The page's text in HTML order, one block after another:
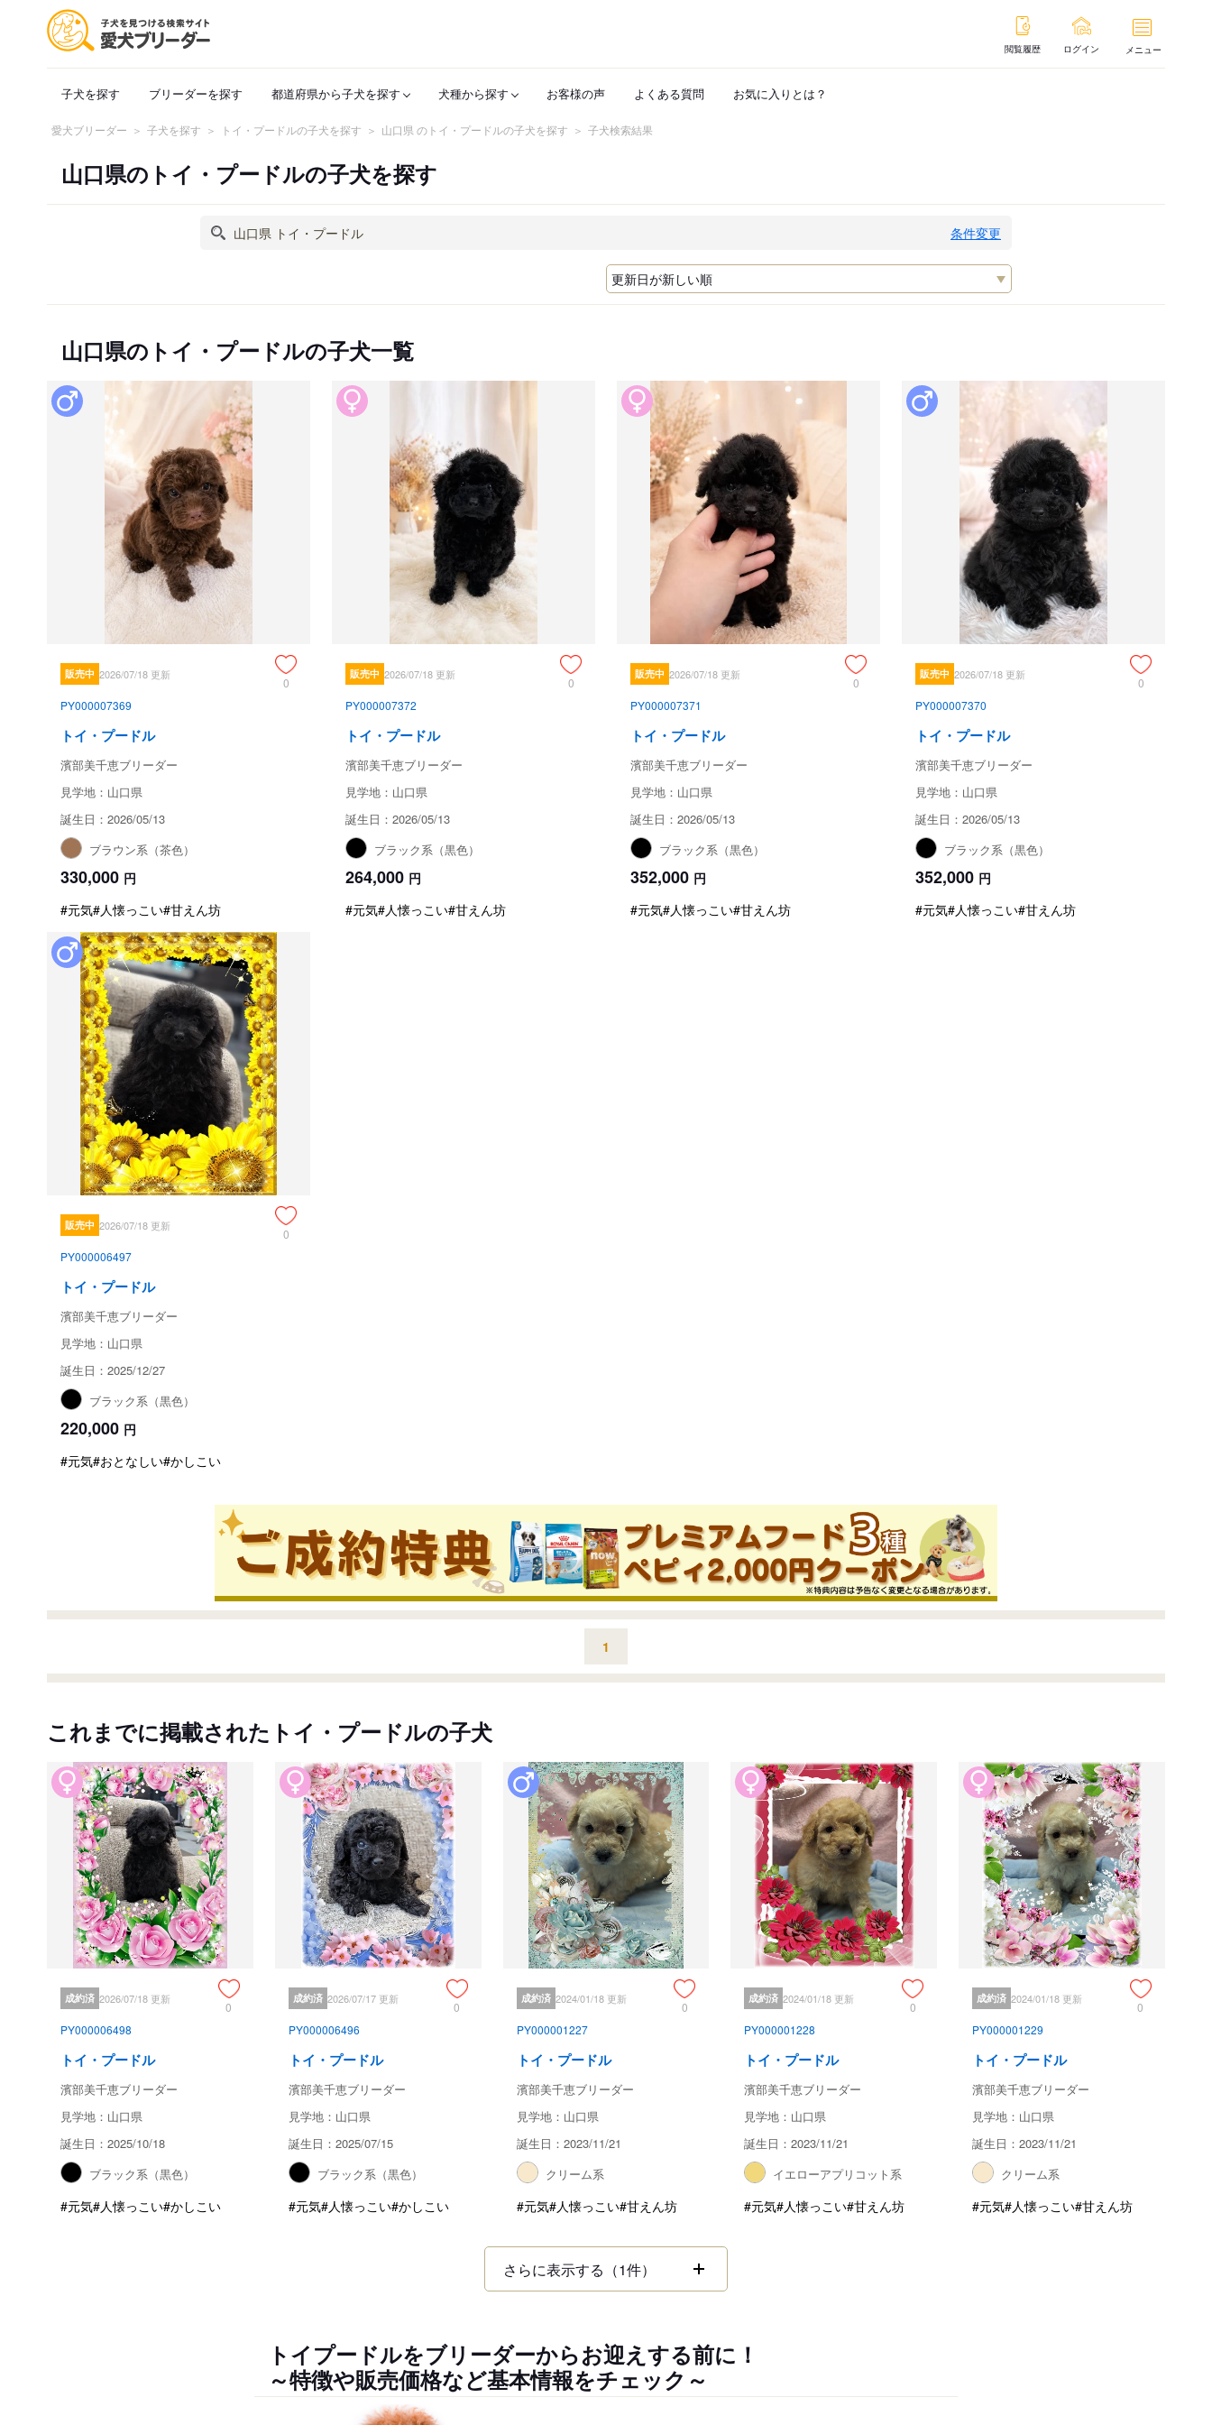
閲覧履歴 ログイン メニュー
子犬を探す ブリーダーを探す 都道府県から子犬を探す 犬種から探す お客様の声 よくある質問 お気に入りとは？
愛犬ブリーダー 子犬を探す トイ・プードルの子犬を探す 山口県 のトイ・プードルの子犬を探す 子犬検索結果
山口県のトイ・プードルの子犬を探す
条件変更
山口県のトイ・プードルの子犬一覧
販売中 2026/07/18 更新
0
PY000007369
トイ・プードル
濱部美千恵ブリーダー
見学地：山口県
誕生日：2026/05/13
ブラウン系（茶色）
330,000 円
#元気#人懐っこい#甘えん坊
販売中 2026/07/18 更新
0
PY000007372
トイ・プードル
濱部美千恵ブリーダー
見学地：山口県
誕生日：2026/05/13
ブラック系（黒色）
264,000 円
#元気#人懐っこい#甘えん坊
販売中 2026/07/18 更新
0
PY000007371
トイ・プードル
濱部美千恵ブリーダー
見学地：山口県
誕生日：2026/05/13
ブラック系（黒色）
352,000 円
#元気#人懐っこい#甘えん坊
販売中 2026/07/18 更新
0
PY000007370
トイ・プードル
濱部美千恵ブリーダー
見学地：山口県
誕生日：2026/05/13
ブラック系（黒色）
352,000 円
#元気#人懐っこい#甘えん坊
販売中 2026/07/18 更新
0
PY000006497
トイ・プードル
濱部美千恵ブリーダー
見学地：山口県
誕生日：2025/12/27
ブラック系（黒色）
220,000 円
#元気#おとなしい#かしこい
1
これまでに掲載されたトイ・プードルの子犬
成約済 2026/07/18 更新
0
PY000006498
トイ・プードル
濱部美千恵ブリーダー
見学地：山口県
誕生日：2025/10/18
ブラック系（黒色）
#元気#人懐っこい#かしこい
成約済 2026/07/17 更新
0
PY000006496
トイ・プードル
濱部美千恵ブリーダー
見学地：山口県
誕生日：2025/07/15
ブラック系（黒色）
#元気#人懐っこい#かしこい
成約済 2024/01/18 更新
0
PY000001227
トイ・プードル
濱部美千恵ブリーダー
見学地：山口県
誕生日：2023/11/21
クリーム系
#元気#人懐っこい#甘えん坊
成約済 2024/01/18 更新
0
PY000001228
トイ・プードル
濱部美千恵ブリーダー
見学地：山口県
誕生日：2023/11/21
イエローアプリコット系
#元気#人懐っこい#甘えん坊
成約済 2024/01/18 更新
0
PY000001229
トイ・プードル
濱部美千恵ブリーダー
見学地：山口県
誕生日：2023/11/21
クリーム系
#元気#人懐っこい#甘えん坊
さらに表示する（1件）
トイプードルをブリーダーからお迎えする前に！
～特徴や販売価格など基本情報をチェック～